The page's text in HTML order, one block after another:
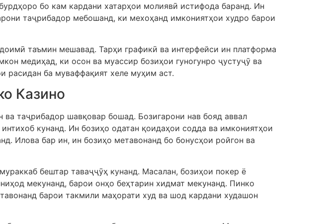
бо кам кардани хатарҳои молиявӣ истифода баранд. Ин
таҷрибадор мебошанд, ки мехоҳанд имкониятҳои худро барои
таъмин мешавад. Тарҳи графикӣ ва интерфейси ин платформа
медиҳад, ки осон ва муассир бозиҳои гуногунро ҷустуҷӯ ва
расидан ба муваффақият хеле муҳим аст.
Казино
таҷрибадор шавқовар бошад. Бозигарони нав бояд аввал
кунанд. Ин бозиҳо одатан қоидаҳои содда ва имкониятҳои
Илова бар ин, ин бозиҳо метавонанд бо бонусҳои ройгон ва
бештар таваҷҷӯҳ кунанд. Масалан, бозиҳои покер ё
мекунанд, барои онҳо беҳтарин хидмат мекунанд. Пинко
барои такмили маҳорати худ ва шод кардани худашон